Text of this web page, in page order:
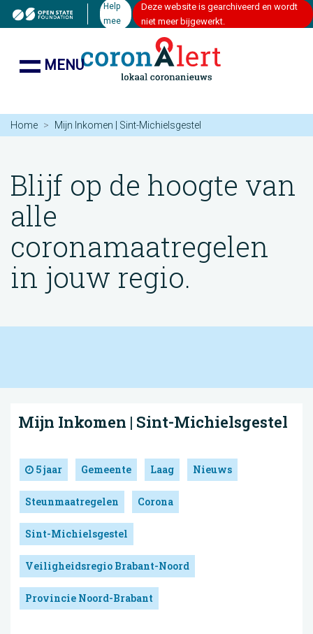
Help
mee
Deze website is gearchiveerd en wordt
niet meer bijgewerkt.
MENU
Home Mijn Inkomen | Sint-Michielsgestel
Blijf op de hoogte van
alle
coronamaatregelen
in jouw regio.
Mijn Inkomen | Sint-Michielsgestel
5 jaar Gemeente Laag Nieuws
Steunmaatregelen Corona
Sint-Michielsgestel
Veiligheidsregio Brabant-Noord
Provincie Noord-Brabant